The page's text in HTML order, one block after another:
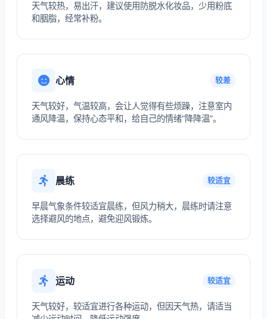
天气较热，易出汗，建议使用防脱水化妆品，少用粉底
和胭脂，经常补粉。
心情 较差
天气较好，气温较高，会让人觉得有些烦躁，注意室内
通风降温，保持心态平和，给自己的情绪“降降温”。
晨练 较适宜
早晨气象条件较适宜晨练，但风力稍大，晨练时请注意
选择避风的地点，避免迎风锻炼。
运动 较适宜
天气较好，较适宜进行各种运动，但因天气热，请适当